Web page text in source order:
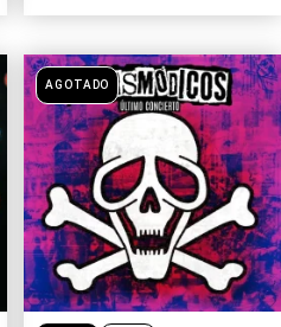
AGOTADO